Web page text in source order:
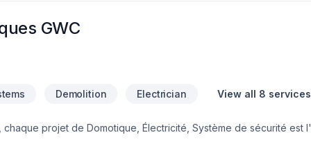
GWC
Demolition Electrician View all 8 services
chaque projet de Domotique, Électricité, Système de sécurité est